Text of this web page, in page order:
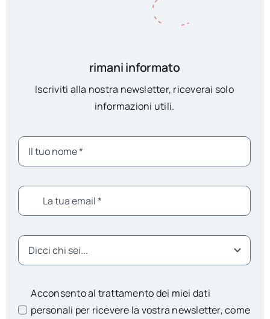
rimani informato
Iscriviti alla nostra newsletter, riceverai solo
informazioni utili.
Acconsento al trattamento dei miei dati
personali per ricevere la vostra newsletter, come